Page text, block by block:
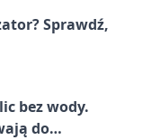
Sprawdź,
bez wody.
do